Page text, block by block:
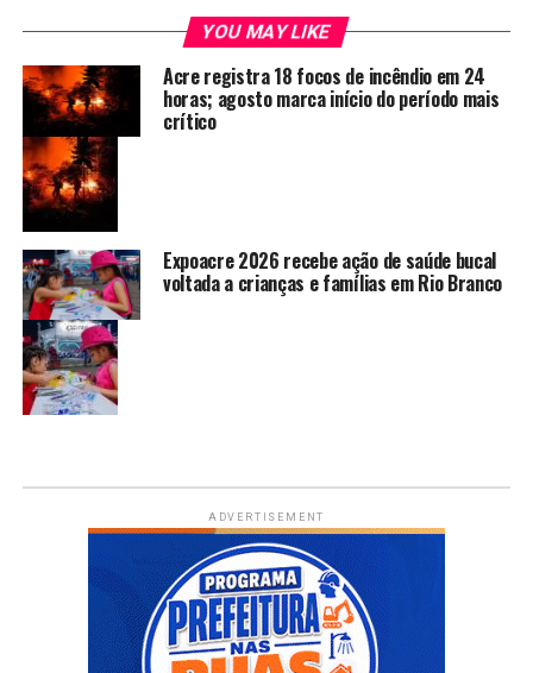
YOU MAY LIKE
Acre registra 18 focos de incêndio em 24
horas; agosto marca início do período mais
crítico
Expoacre 2026 recebe ação de saúde bucal
voltada a crianças e famílias em Rio Branco
ADVERTISEMENT